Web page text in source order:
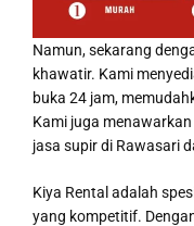
Namun, sekarang
khawatir. Kami
buka 24 jam,
Kami juga
jasa supir di Rawasari
Kiya Rental adalah
yang kompetitif.